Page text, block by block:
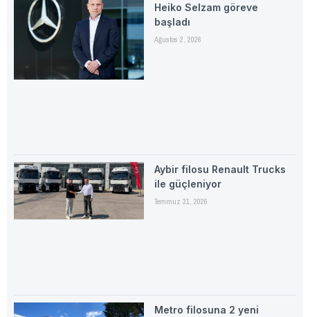
Heiko Selzam göreve
başladı
Ağustos 2, 2026
Aybir filosu Renault Trucks
ile güçleniyor
Temmuz 31, 2026
Metro filosuna 2 yeni